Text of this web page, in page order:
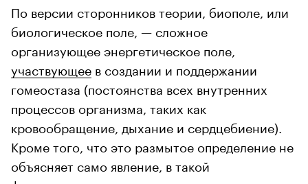
По версии сторонников теории, биополе, или
биологическое поле, — сложное
организующее энергетическое поле,
участвующее в создании и поддержании
гомеостаза (постоянства всех внутренних
процессов организма, таких как
кровообращение, дыхание и сердцебиение).
Кроме того, что это размытое определение не
объясняет само явление, в такой